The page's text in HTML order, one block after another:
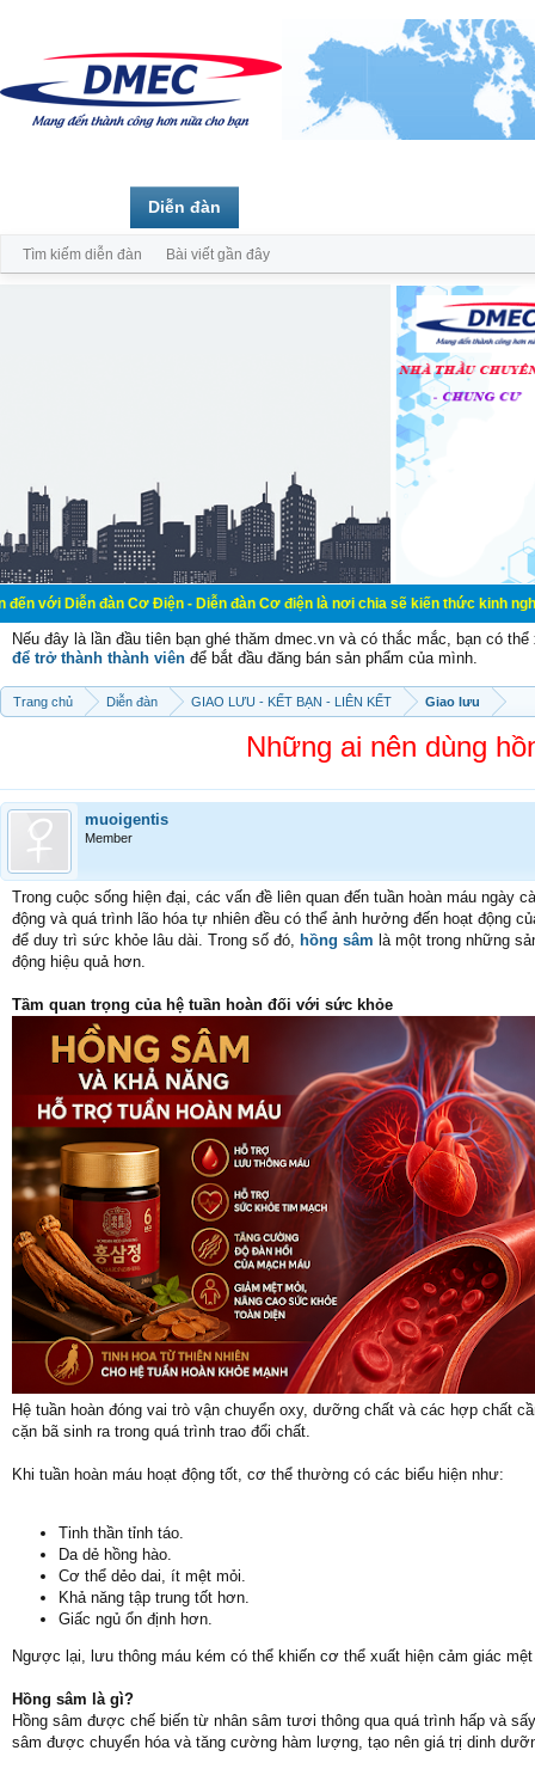
đàn Cơ Điện - Diễn đàn Cơ điện là nơi chia sẽ kiến thức kinh nghiệm
Nếu đây là lần đầu tiên bạn ghé thăm dmec.vn và có thắc mắc, bạn có
để trở thành thành viên để bắt đầu đăng bán sản phẩm của mình.
Trang chủ Diễn đàn GIAO LƯU - KẾT BẠN - LIÊN KẾT Giao lưu
Những ai nên dùng
muoigentis
Member
Trong cuộc sống hiện đại, các vấn đề liên quan đến tuần hoàn máu
động và quá trình lão hóa tự nhiên đều có thể ảnh hưởng đến hoạt động
để duy trì sức khỏe lâu dài. Trong số đó, hồng sâm là một trong những
động hiệu quả hơn.
Tầm quan trọng của hệ tuần hoàn đối với sức khỏe
Hệ tuần hoàn đóng vai trò vận chuyển oxy, dưỡng chất và các hợp chất
cặn bã sinh ra trong quá trình trao đổi chất.
Khi tuần hoàn máu hoạt động tốt, cơ thể thường có các biểu hiện như:
Tinh thần tỉnh táo.
Da dẻ hồng hào.
Cơ thể dẻo dai, ít mệt mỏi.
Khả năng tập trung tốt hơn.
Giấc ngủ ổn định hơn.
Ngược lại, lưu thông máu kém có thể khiến cơ thể xuất hiện cảm giác
Hồng sâm là gì?
Hồng sâm được chế biến từ nhân sâm tươi thông qua quá trình hấp và
sâm được chuyển hóa và tăng cường hàm lượng, tạo nên giá trị dinh
Diễn đàn
Tìm kiếm diễn đàn Bài viết gần đây